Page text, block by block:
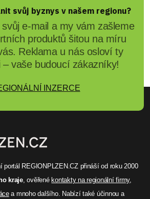
Policie pátrá po
kvůli podvodům s
žádají veřejnost o pomoc při
k sérii podvodů. Oběti